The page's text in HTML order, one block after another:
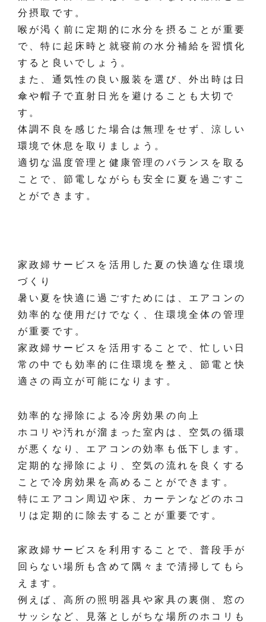
分摂取です。
喉が渇く前に定期的に水分を摂ることが重要
で、特に起床時と就寝前の水分補給を習慣化
すると良いでしょう。
また、通気性の良い服装を選び、外出時は日
傘や帽子で直射日光を避けることも大切で
す。
体調不良を感じた場合は無理をせず、涼しい
環境で休息を取りましょう。
適切な温度管理と健康管理のバランスを取る
ことで、節電しながらも安全に夏を過ごすこ
とができます。
家政婦サービスを活用した夏の快適な住環境
づくり
暑い夏を快適に過ごすためには、エアコンの
効率的な使用だけでなく、住環境全体の管理
が重要です。
家政婦サービスを活用することで、忙しい日
常の中でも効率的に住環境を整え、節電と快
適さの両立が可能になります。
効率的な掃除による冷房効果の向上
ホコリや汚れが溜まった室内は、空気の循環
が悪くなり、エアコンの効率も低下します。
定期的な掃除により、空気の流れを良くする
ことで冷房効果を高めることができます。
特にエアコン周辺や床、カーテンなどのホコ
リは定期的に除去することが重要です。
家政婦サービスを利用することで、普段手が
回らない場所も含めて隅々まで清掃してもら
えます。
例えば、高所の照明器具や家具の裏側、窓の
サッシなど、見落としがちな場所のホコリも